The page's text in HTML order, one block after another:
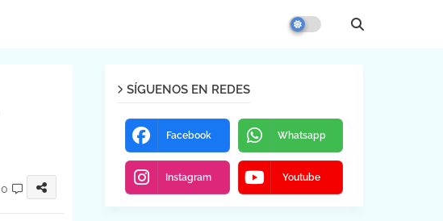
0
SÍGUENOS EN REDES
Facebook Whatsapp
Instagram Youtube